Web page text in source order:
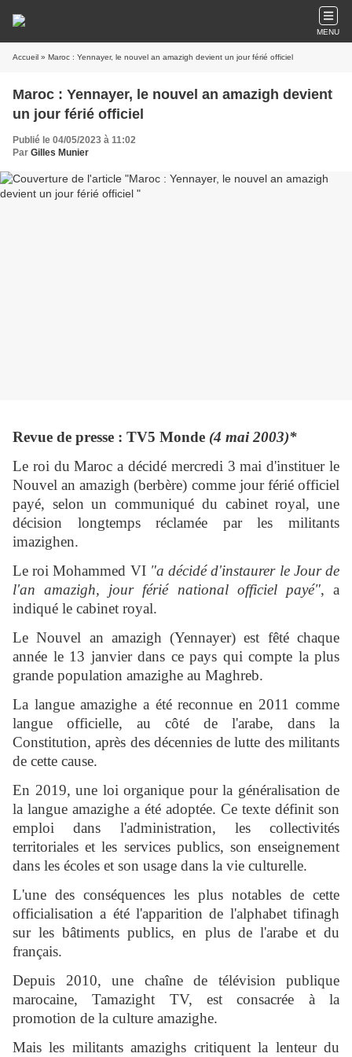
MENU
Accueil » Maroc : Yennayer, le nouvel an amazigh devient un jour férié officiel
Maroc : Yennayer, le nouvel an amazigh devient
un jour férié officiel
Publié le 04/05/2023 à 11:02
Par Gilles Munier
Revue de presse : TV5 Monde (4 mai 2003)*
Le roi du Maroc a décidé mercredi 3 mai d'instituer le
Nouvel an amazigh (berbère) comme jour férié officiel
payé, selon un communiqué du cabinet royal, une
décision longtemps réclamée par les militants
imazighen.
Le roi Mohammed VI"a décidé d'instaurer le Jour de
l'an amazigh, jour férié national officiel payé", a
indiqué le cabinet royal.
Le Nouvel an amazigh (Yennayer) est fêté chaque
année le 13 janvier dans ce pays qui compte la plus
grande population amazighe au Maghreb.
La langue amazighe a été reconnue en 2011 comme
langue officielle, au côté de l'arabe, dans la
Constitution, après des décennies de lutte des militants
de cette cause.
En 2019, une loi organique pour la généralisation de
la langue amazighe a été adoptée. Ce texte définit son
emploi dans l'administration, les collectivités
territoriales et les services publics, son enseignement
dans les écoles et son usage dans la vie culturelle.
L'une des conséquences les plus notables de cette
officialisation a été l'apparition de l'alphabet tifinagh
sur les bâtiments publics, en plus de l'arabe et du
français.
Depuis 2010, une chaîne de télévision publique
marocaine, Tamazight TV, est consacrée à la
promotion de la culture amazighe.
Mais les militants amazighs critiquent la lenteur du